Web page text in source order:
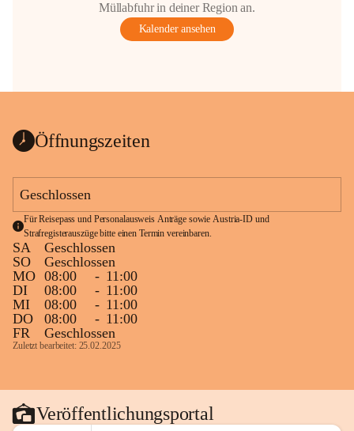
Müllabfuhr in deiner Region an.
Kalender ansehen
Öffnungszeiten
Geschlossen
Für Reisepass und Personalausweis Anträge sowie Austria-ID und
Strafregisterauszüge bitte einen Termin vereinbaren.
SA
Geschlossen
SO
Geschlossen
MO 08:00 - 11:00
DI
08:00 - 11:00
MI
08:00 - 11:00
DO
08:00 - 11:00
FR
Geschlossen
Zuletzt bearbeitet: 25.02.2025
Veröffentlichungsportal